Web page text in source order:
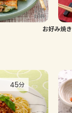
お好み焼き
45分